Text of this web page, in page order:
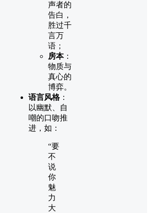
声者的
告白，
胜过千
言万
语；
房本：
物质与
真心的
博弈。
语言风格：
以幽默、自
嘲的口吻推
进，如：
“要
不
说
你
魅
力
大